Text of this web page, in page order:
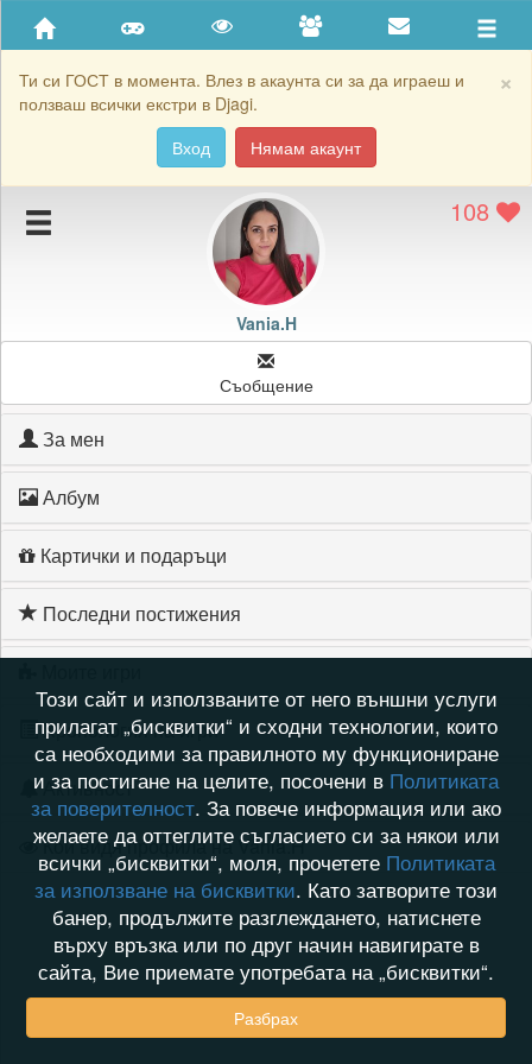
×
Ти си ГОСТ в момента. Влез в акаунта си за да играеш и
ползваш всички екстри в Djagi.
Вход
Нямам акаунт
Приятели
Хронология на игри
Подаръците на Vania.H
Картичките на Vania.H
108
Vania.H
Съобщение
За мен
Албум
Картички и подаръци
Последни постижения
Хронология на игри
Активност
Кой видя профила на Vania.H
Този сайт и използваните от него външни услуги
прилагат „бисквитки“ и сходни технологии, които
са необходими за правилното му функциониране
и за постигане на целите, посочени в Политиката
за поверителност. За повече информация или ако
желаете да оттеглите съгласието си за някои или
всички „бисквитки“, моля, прочетете Политиката
за използване на бисквитки. Като затворите този
банер, продължите разглеждането, натиснете
върху връзка или по друг начин навигирате в
сайта, Вие приемате употребата на „бисквитки“.
Разбрах